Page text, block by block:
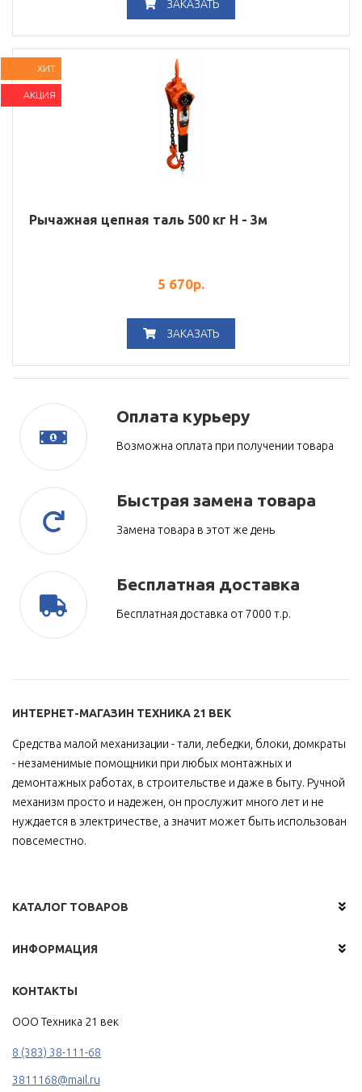
ЗАКАЗАТЬ
ХИТ
АКЦИЯ
Рычажная цепная таль 500 кг Н - 3м
5 670р.
ЗАКАЗАТЬ
Оплата курьеру
Возможна оплата при получении товара
Быстрая замена товара
Замена товара в этот же день
Бесплатная доставка
Бесплатная доставка от 7000 т.р.
ИНТЕРНЕТ-МАГАЗИН ТЕХНИКА 21 ВЕК
Средства малой механизации - тали, лебедки, блоки, домкраты
- незаменимые помощники при любых монтажных и
демонтажных работах, в строительстве и даже в быту. Ручной
механизм просто и надежен, он прослужит много лет и не
нуждается в электричестве, а значит может быть использован
повсеместно.
КАТАЛОГ ТОВАРОВ
ИНФОРМАЦИЯ
КОНТАКТЫ
ООО Техника 21 век
8 (383) 38-111-68
3811168@mail.ru